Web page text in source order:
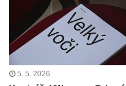
5. 5. 2026